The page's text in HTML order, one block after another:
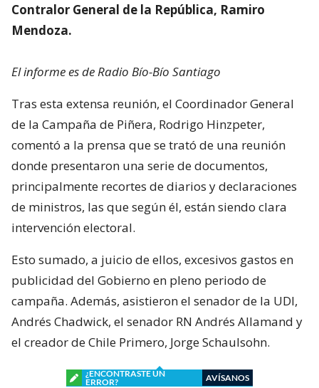
Contralor General de la República, Ramiro
Mendoza.
El informe es de Radio Bío-Bío Santiago
Tras esta extensa reunión, el Coordinador General
de la Campaña de Piñera, Rodrigo Hinzpeter,
comentó a la prensa que se trató de una reunión
donde presentaron una serie de documentos,
principalmente recortes de diarios y declaraciones
de ministros, las que según él, están siendo clara
intervención electoral.
Esto sumado, a juicio de ellos, excesivos gastos en
publicidad del Gobierno en pleno periodo de
campaña. Además, asistieron el senador de la UDI,
Andrés Chadwick, el senador RN Andrés Allamand y
el creador de Chile Primero, Jorge Schaulsohn.
¿ENCONTRASTE UN
ERROR?
AVÍSANOS